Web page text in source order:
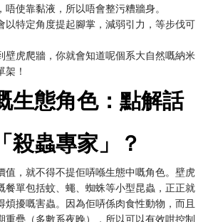
使靠黏液，所以唔會整污糟牆身。
以特定角度提起腳掌，減弱引力，等步伐可
壁虎爬牆，你就會知道呢個系大自然嘅納米
！
生態角色：點解話
殺蟲專家」？
值，就不得不提佢哢喺生態中嘅角色。壁虎
餐單包括蚊、蠅、蜘蛛等小型昆蟲，正正就
煩擾嘅害蟲。因為佢哢係肉食性動物，而且
重疊（多數系夜晚），所以可以有效咁控制